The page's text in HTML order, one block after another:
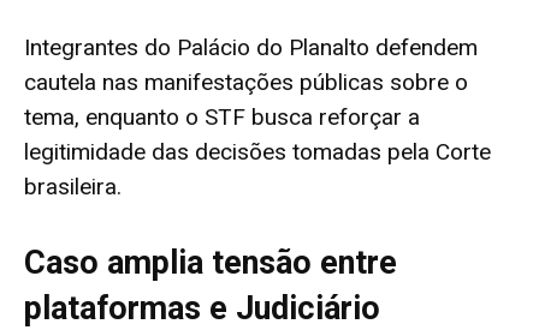
Integrantes do Palácio do Planalto defendem
cautela nas manifestações públicas sobre o
tema, enquanto o STF busca reforçar a
legitimidade das decisões tomadas pela Corte
brasileira.
Caso amplia tensão entre
plataformas e Judiciário